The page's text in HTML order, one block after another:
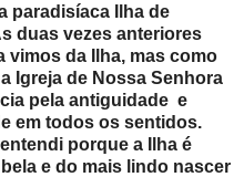
paradisíaca Ilha de
duas vezes anteriores
vimos da Ilha, mas como
Igreja de Nossa Senhora
pela antiguidade e
em todos os sentidos.
porque a Ilha é
e do mais lindo nascer